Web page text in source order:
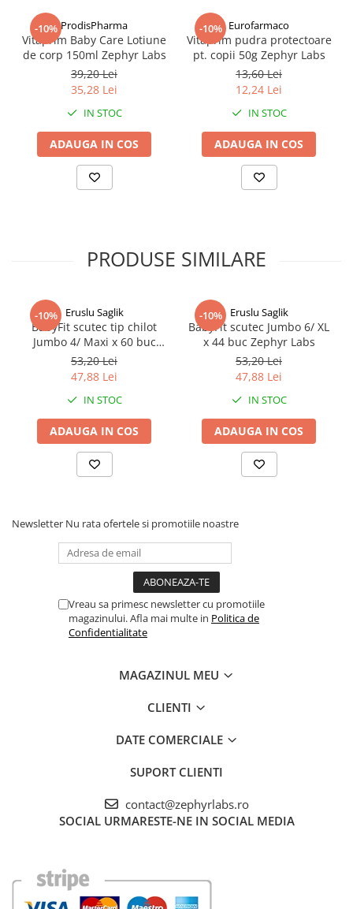
MOD DE ADMINISTRARE
pentru copii de 15-25kg
-10% ProdisPharma
Vitaprim Baby Care Lotiune
de corp 150ml Zephyr Labs
39,20 Lei
35,28 Lei
IN STOC
ADAUGA IN COS
-10% Eurofarmaco
Vitaprim pudra protectoare
pt. copii 50g Zephyr Labs
13,60 Lei
12,24 Lei
IN STOC
ADAUGA IN COS
PRODUSE SIMILARE
-10% Eruslu Saglik
BabyFit scutec tip chilot
Jumbo 4/ Maxi x 60 buc
Zephyr Labs
53,20 Lei
47,88 Lei
IN STOC
ADAUGA IN COS
-10% Eruslu Saglik
BabyFit scutec Jumbo 6/ XL
x 44 buc Zephyr Labs
53,20 Lei
47,88 Lei
IN STOC
ADAUGA IN COS
Newsletter Nu rata ofertele si promotiile noastre
Vreau sa primesc newsletter cu promotiile
magazinului. Afla mai multe in Politica de
Confidentialitate
MAGAZINUL MEU
CLIENTI
DATE COMERCIALE
SUPORT CLIENTI
contact@zephyrlabs.ro
SOCIAL URMARESTE-NE IN SOCIAL MEDIA